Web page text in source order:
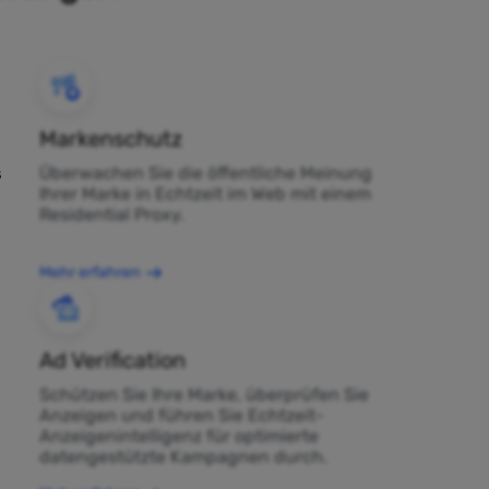
Markenschutz
Überwachen Sie die öffentliche Meinung
Ihrer Marke in Echtzeit im Web mit einem
Residential Proxy.
Mehr erfahren
Ad Verification
Schützen Sie Ihre Marke, überprüfen Sie
Anzeigen und führen Sie Echtzeit-
Anzeigenintelligenz für optimierte
datengestützte Kampagnen durch.